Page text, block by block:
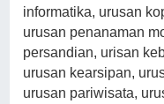
informatika, urusan
urusan penanaman
persandian, urisan
urusan kearsipan,
urusan pariwisata,